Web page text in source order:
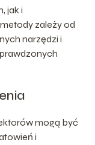
jak i
zależy od
narzędzi i
mogą być
i